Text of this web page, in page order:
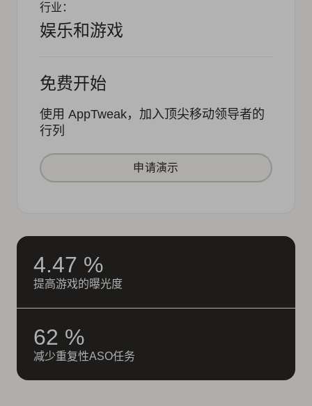
行业：
娱乐和游戏
免费开始
使用 AppTweak，加入顶尖移动领导者的
行列
申请演示
4.47 %
提高游戏的曝光度
62 %
减少重复性ASO任务